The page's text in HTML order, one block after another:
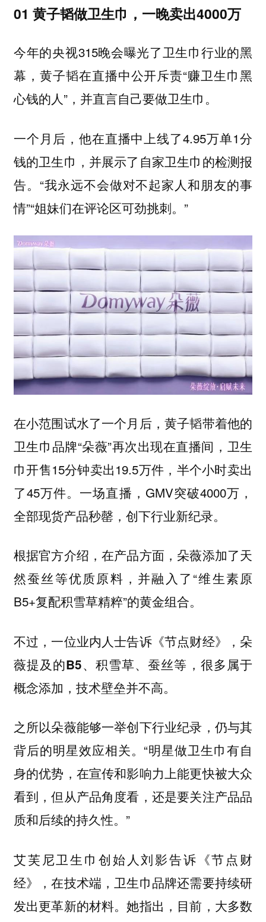
01 黄子韬做卫生巾，一晚卖出4000万
今年的央视315晚会曝光了卫生巾行业的黑
幕，黄子韬在直播中公开斥责“赚卫生巾黑
心钱的人”，并直言自己要做卫生巾。
一个月后，他在直播中上线了4.95万单1分
钱的卫生巾，并展示了自家卫生巾的检测报
告。“我永远不会做对不起家人和朋友的事
情”“姐妹们在评论区可劲挑刺。”
在小范围试水了一个月后，黄子韬带着他的
卫生巾品牌“朵薇”再次出现在直播间，卫生
巾开售15分钟卖出19.5万件，半个小时卖出
了45万件。一场直播，GMV突破4000万，
全部现货产品秒罄，创下行业新纪录。
根据官方介绍，在产品方面，朵薇添加了天
然蚕丝等优质原料，并融入了“维生素原
B5+复配积雪草精粹”的黄金组合。
不过，一位业内人士告诉《节点财经》 ， 朵
薇提及的B5、积雪草、蚕丝等，很多属于
概念添加，技术壁垒并不高。
之所以朵薇能够一举创下行业纪录，仍与其
背后的明星效应相关。 “明星做卫生巾有自
身的优势，在宣传和影响力上能更快被大众
看到，但从产品角度看，还是要关注产品品
质和后续的持久性。”
艾芙尼卫生巾创始人刘影告诉《节点财
经》，在技术端，卫生巾品牌还需要持续研
发出更革新的材料。她指出，目前，大多数